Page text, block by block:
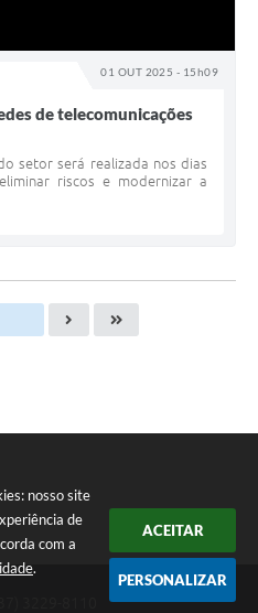
nosso site
de
com a
.
ACEITAR
PERSONALIZAR
01 OUT 2025 - 15h09
de telecomunicações
setor será realizada nos dias
riscos e modernizar a